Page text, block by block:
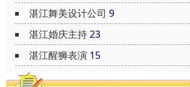
湛江舞美设计公司 9
湛江婚庆主持23
湛江醒狮表演 15